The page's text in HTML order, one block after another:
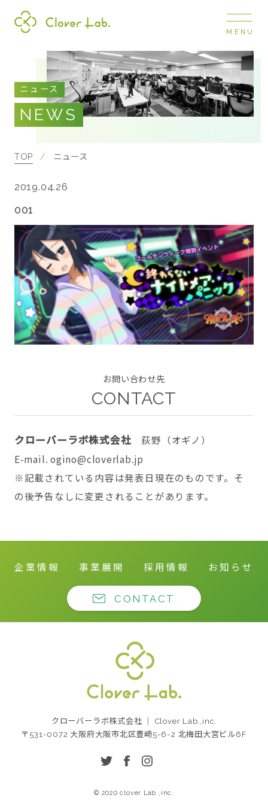
COMPANY
企業情報
ナビ
事業展開
RECRUIT
採用情報
NEWS
お知らせ
CONTACT
twitter facebook instagram
MENU
ニュース
NEWS
TOP ニュース
001
2019.04.26
お問い合わせ先
CONTACT
クローバーラボ株式会社 荻野（オギノ）
E-mail. ogino@cloverlab.jp
※記載されている内容は発表日現在のものです。そ
の後予告なしに変更されることがあります。
企業情報 事業展開 採用情報 お知らせ
CONTACT
会社
クローバーラボ株式会社 ｜ Clover Lab.,inc.
〒531-0072 大阪府大阪市北区豊崎5-6-2 北梅田大宮ビル6F
© 2020 clover Lab.,inc.